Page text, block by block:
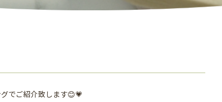
でご紹介致します😊💗